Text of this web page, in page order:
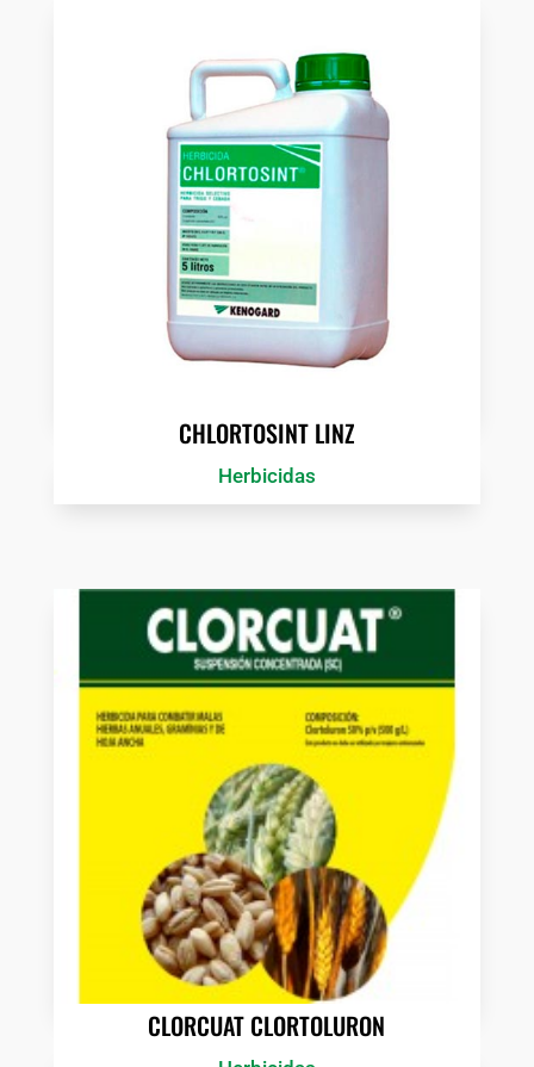
CHLORTOSINT LINZ
Herbicidas
CLORCUAT CLORTOLURON